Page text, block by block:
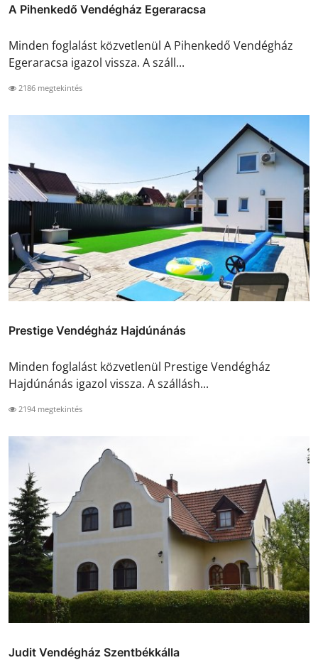
A Pihenkedő Vendégház Egeraracsa
Minden foglalást közvetlenül A Pihenkedő Vendégház
Egeraracsa igazol vissza. A száll...
2186 megtekintés
Prestige Vendégház Hajdúnánás
Minden foglalást közvetlenül Prestige Vendégház
Hajdúnánás igazol vissza. A szállásh...
2194 megtekintés
Judit Vendégház Szentbékkálla